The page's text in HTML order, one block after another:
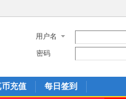
用户名
密码
币充值 每日签到